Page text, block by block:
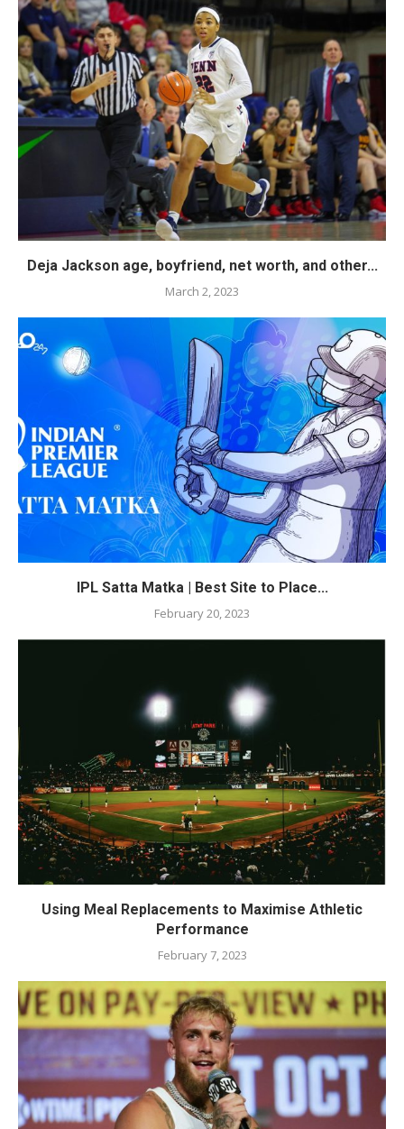
Deja Jackson age, boyfriend, net worth, and other...
March 2, 2023
IPL Satta Matka | Best Site to Place...
February 20, 2023
Using Meal Replacements to Maximise Athletic
Performance
February 7, 2023